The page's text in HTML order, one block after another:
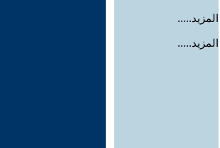
المزيد.....
المزيد.....